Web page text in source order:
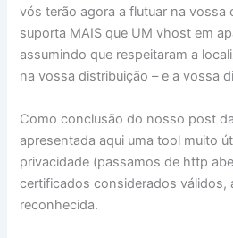
vós terão agora a flutuar na vossa
suporta MAIS que UM vhost em
assumindo que respeitaram a
na vossa distribuição – e a vossa
Como conclusão do nosso post
apresentada aqui uma tool muito
privacidade (passamos de http
certificados considerados válidos,
reconhecida.